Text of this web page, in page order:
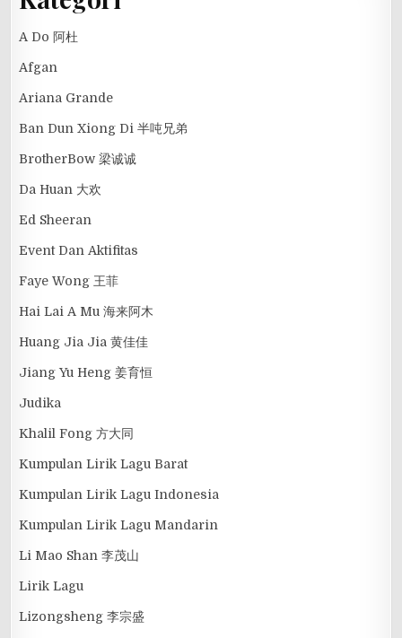
A Do 阿杜
Afgan
Ariana Grande
Ban Dun Xiong Di 半吨兄弟
BrotherBow 梁诚诚
Da Huan 大欢
Ed Sheeran
Event Dan Aktifitas
Faye Wong 王菲
Hai Lai A Mu 海来阿木
Huang Jia Jia 黄佳佳
Jiang Yu Heng 姜育恒
Judika
Khalil Fong 方大同
Kumpulan Lirik Lagu Barat
Kumpulan Lirik Lagu Indonesia
Kumpulan Lirik Lagu Mandarin
Li Mao Shan 李茂山
Lirik Lagu
Lizongsheng 李宗盛